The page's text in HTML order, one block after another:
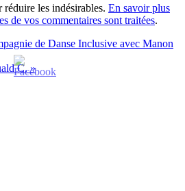
les indésirables. En savoir plus
de vos commentaires sont traitées.
de Danse Inclusive avec Manon
C.»